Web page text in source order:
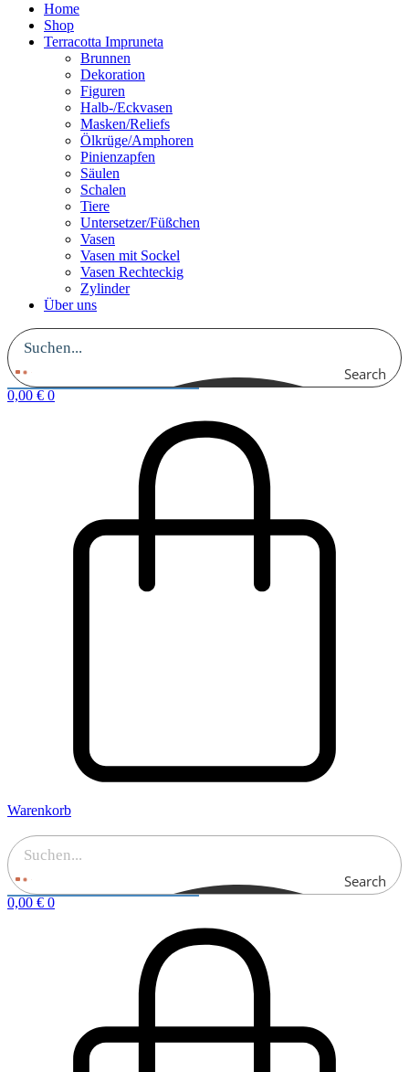
Home
Shop
Terracotta Impruneta
Brunnen
Dekoration
Figuren
Halb-/Eckvasen
Masken/Reliefs
Ölkrüge/Amphoren
Pinienzapfen
Säulen
Schalen
Tiere
Untersetzer/Füßchen
Vasen
Vasen mit Sockel
Vasen Rechteckig
Zylinder
Über uns
Search
0,00 € 0
Warenkorb
Search
0,00 € 0